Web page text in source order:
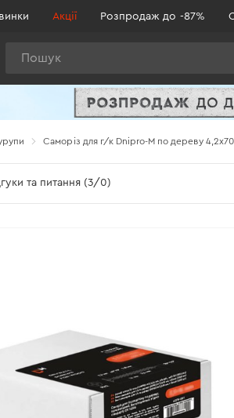
Акції Розпродаж до -87%
Саморіз для г/к Dnipro-M по дереву
та питання (3/0)